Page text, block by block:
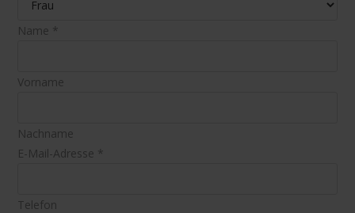
Name *
Vorname
Nachname
E-Mail-Adresse *
Telefon